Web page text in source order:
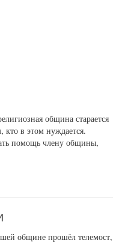
община старается
кто в этом нуждается.
помощь члену общины,
общине прошёл телемост,